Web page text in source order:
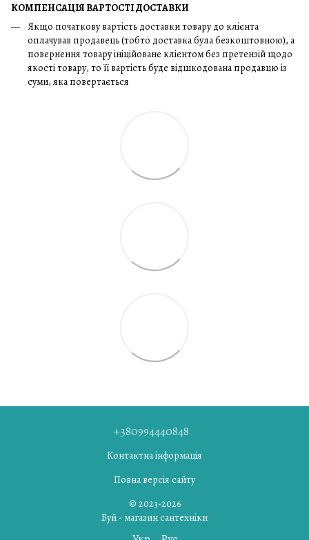
КОМПЕНСАЦІЯ ВАРТОСТІ ДОСТАВКИ
Якщо початкову вартість доставки товару до клієнта
оплачував продавець (тобто доставка була безкоштовною), а
повернення товару ініційоване клієнтом без претензій щодо
якості товару, то її вартість буде відшкодована продавцю із
суми, яка повертається
+380994440848
Контактна інформація
Повна версія сайту
© 2023-2026
Буй - магазин сантехніки